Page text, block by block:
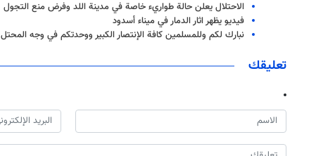
الاحتلال يعلن حالة طواريء خاصة في مدينة اللد وفرض منع التجول
فيديو يظهر اثار الدمار في ميناء أسدود
نبارك لكم وللمسلمين كافة الإنتصار الكبير ووحدتكم في وجه المحتل
تعليقك